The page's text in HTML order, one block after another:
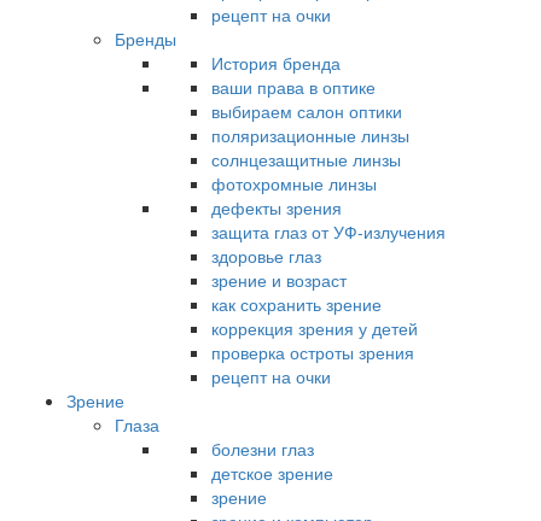
рецепт на очки
Бренды
История бренда
ваши права в оптике
выбираем салон оптики
поляризационные линзы
солнцезащитные линзы
фотохромные линзы
дефекты зрения
защита глаз от УФ-излучения
здоровье глаз
зрение и возраст
как сохранить зрение
коррекция зрения у детей
проверка остроты зрения
рецепт на очки
Зрение
Глаза
болезни глаз
детское зрение
зрение